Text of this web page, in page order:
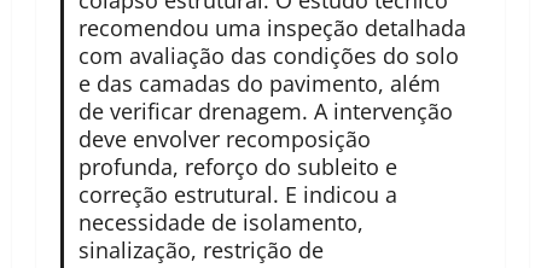
recomendou uma inspeção detalhada
com avaliação das condições do solo
e das camadas do pavimento, além
de verificar drenagem. A intervenção
deve envolver recomposição
profunda, reforço do subleito e
correção estrutural. E indicou a
necessidade de isolamento,
sinalização, restrição de